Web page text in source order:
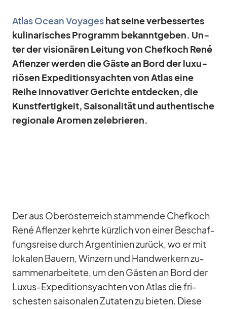
At­las Ocean Voy­a­geshat seine ver­bes­ser­tes
ku­li­na­ri­sches Pro­gramm be­kannt­ge­ben. Un­
ter der vi­sio­nä­ren Lei­tung von Chef­koch René
Af­len­zer wer­den die Gäste an Bord der lu­xu­
riö­sen Ex­pe­di­ti­ons­yach­ten von At­las eine
Reihe in­no­va­ti­ver Ge­richte ent­de­cken, die
Kunst­fer­tig­keit, Sai­so­na­li­tät und au­then­ti­sche
re­gio­nale Aro­men ze­le­brie­ren.
Der aus Ober­ös­ter­reich stam­mende Chef­koch
René Af­len­zer kehrte kürz­lich von ei­ner Be­schaf­
fungs­reise durch Ar­gen­ti­nien zu­rück, wo er mit
lo­ka­len Bau­ern, Win­zern und Hand­wer­kern zu­
sam­men­ar­bei­tete, um den Gäs­ten an Bord der
Lu­xus-Ex­pe­di­ti­ons­yach­ten von At­las die fri­
sches­ten sai­so­na­len Zu­ta­ten zu bie­ten. Diese